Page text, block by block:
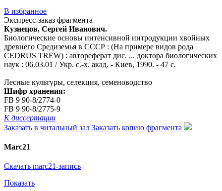
В избранное
Экспресс-заказ фрагмента
Кузнецов, Сергей Иванович.
Биологические основы интенсивной интродукции хвойных
древнего Средиземья в СССР : (На примере видов рода
CEDRUS TREW) : автореферат дис. ... доктора биологических
наук : 06.03.01 / Укр. с.-х. акад. - Киев, 1990. - 47 с.
Лесные культуры, селекция, семеноводство
Шифр хранения:
FB 9 90-8/2774-0
FB 9 90-8/2775-9
К диссертации
Заказать в читальный зал Заказать копию фрагмента
Marc21
Скачать marc21-запись
Показать